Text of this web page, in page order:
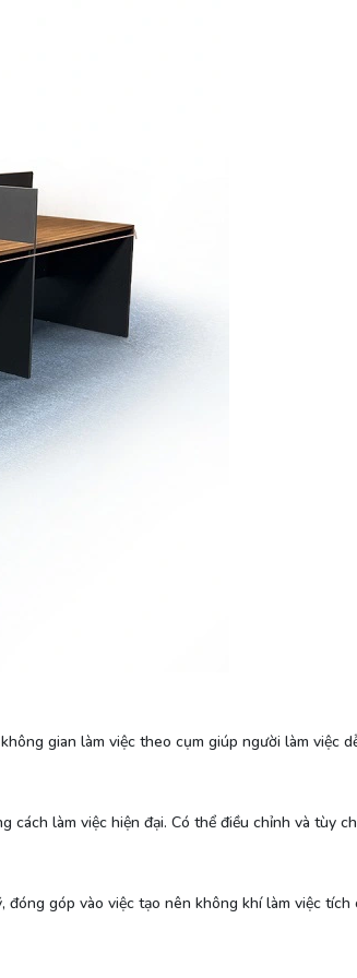
gian làm việc theo cụm giúp người làm việc
làm việc hiện đại. Có thể điều chỉnh và tùy
góp vào việc tạo nên không khí làm việc